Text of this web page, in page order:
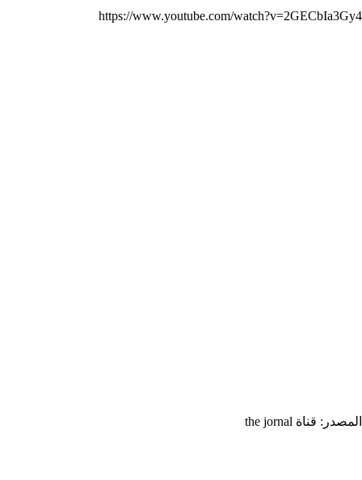
https://www.youtube.com/watch?v=2GECbIa3Gy4
المصدر: قناة the jornal